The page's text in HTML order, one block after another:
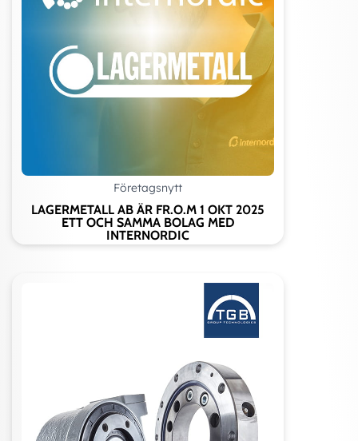
Företagsnytt
LAGERMETALL AB ÄR FR.O.M 1 OKT 2025
ETT OCH SAMMA BOLAG MED
INTERNORDIC